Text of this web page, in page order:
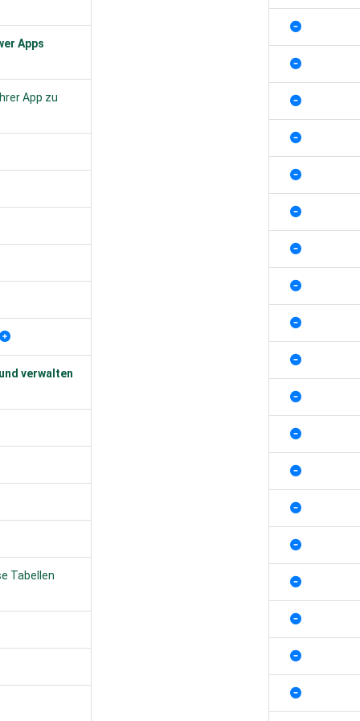
Apps
App zu
verwalten
Tabellen